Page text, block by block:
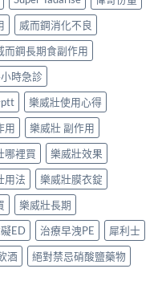
威而鋼消化不良
而鋼長期食副作用
時急診
ptt
樂威壯使用心得
用
樂威壯 副作用
哪裡買
樂威壯效果
用法
樂威壯膜衣錠
樂威壯長期
ED 治療早洩PE
犀利士
酒
絕對禁忌硝酸鹽藥物